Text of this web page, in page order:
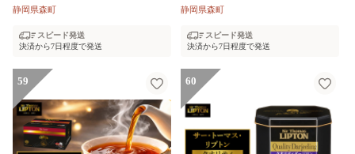
静岡県森町
スピード発送
決済から7日程度で発送
ュ
静岡県森町
スピード発送
決済から7日程度で発送
59 60